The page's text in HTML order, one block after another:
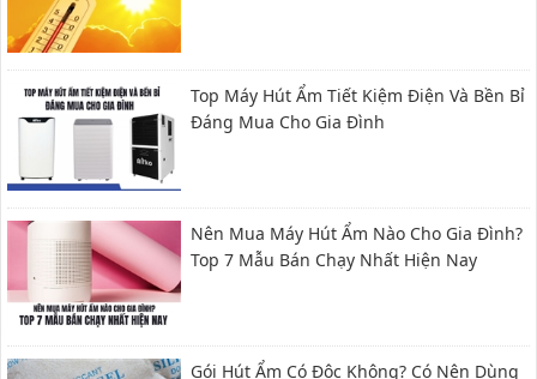
Top Máy Hút Ẩm Tiết Kiệm Điện Và Bền Bỉ
Đáng Mua Cho Gia Đình
Nên Mua Máy Hút Ẩm Nào Cho Gia Đình?
Top 7 Mẫu Bán Chạy Nhất Hiện Nay
Gói Hút Ẩm Có Độc Không? Có Nên Dùng